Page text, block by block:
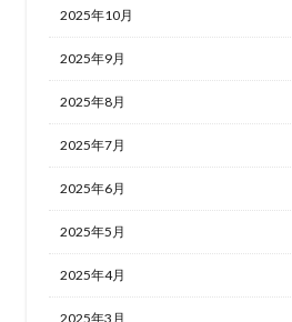
2025年10月
2025年9月
2025年8月
2025年7月
2025年6月
2025年5月
2025年4月
2025年3月